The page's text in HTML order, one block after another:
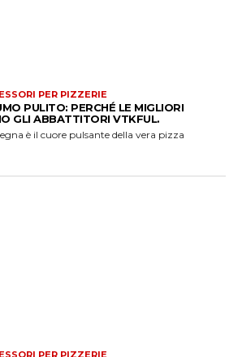
PER PIZZERIE
PULITO: PERCHÉ LE MIGLIORI
GLI ABBATTITORI VTKFUL.
è il cuore pulsante della vera pizza
PER PIZZERIE